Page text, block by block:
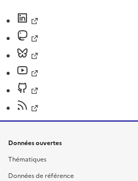
Données ouvertes
Thématiques
Données de référence